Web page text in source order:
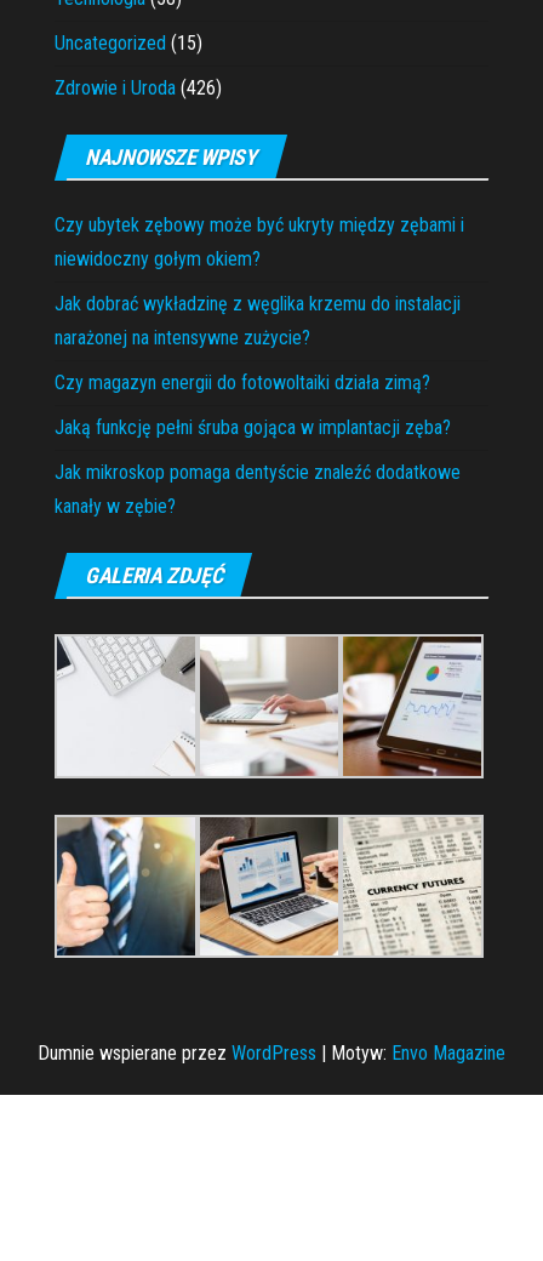
Uncategorized (15)
Zdrowie i Uroda (426)
NAJNOWSZE WPISY
Czy ubytek zębowy może być ukryty między zębami i
niewidoczny gołym okiem?
Jak dobrać wykładzinę z węglika krzemu do instalacji
narażonej na intensywne zużycie?
Czy magazyn energii do fotowoltaiki działa zimą?
Jaką funkcję pełni śruba gojąca w implantacji zęba?
Jak mikroskop pomaga dentyście znaleźć dodatkowe
kanały w zębie?
GALERIA ZDJĘĆ
Dumnie wspierane przez WordPress | Motyw: Envo Magazine